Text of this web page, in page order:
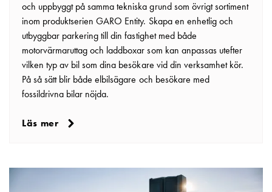
Svenska
English
och uppbyggt på samma tekniska grund som övrigt sortiment
inom produktserien GARO Entity. Skapa en enhetlig och
utbyggbar parkering till din fastighet med både
motorvärmaruttag och laddboxar som kan anpassas utefter
vilken typ av bil som dina besökare vid din verksamhet kör.
På så sätt blir både elbilsägare och besökare med
fossildrivna bilar nöjda.
Läs mer